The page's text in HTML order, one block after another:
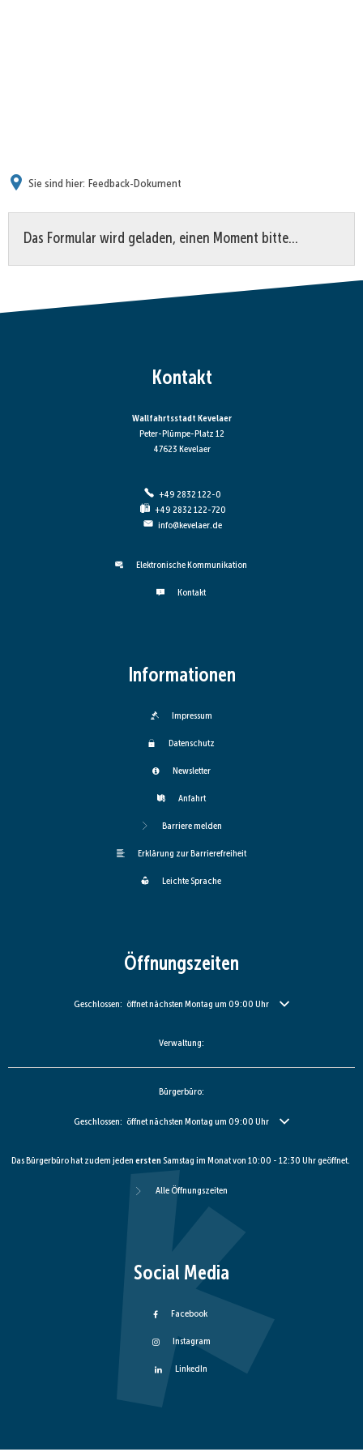
Sie sind hier: Feedback-Dokument
Das Formular wird geladen, einen Moment bitte…
Kontakt
Wallfahrtsstadt Kevelaer
Peter-Plümpe-Platz 12
47623 Kevelaer
+49 2832 122-0
+49 2832 122-720
info@kevelaer.de
Elektronische Kommunikation
Kontakt
Informationen
Impressum
Datenschutz
Newsletter
Anfahrt
Barriere melden
Erklärung zur Barrierefreiheit
Leichte Sprache
Öffnungszeiten
Klicken, um weitere Öffnungs- oder Schließzeiten auszublenden
Geschlossen: öffnet nächsten Montag um 09:00 Uhr
Verwaltung:
Bürgerbüro:
Klicken, um weitere Öffnungs- oder Schließzeiten auszublenden
Geschlossen: öffnet nächsten Montag um 09:00 Uhr
Das Bürgerbüro hat zudem jeden erstenSamstag im Monat von 10:00 - 12:30 Uhr geöffnet.
Alle Öffnungszeiten
Social Media
Facebook
Instagram
LinkedIn